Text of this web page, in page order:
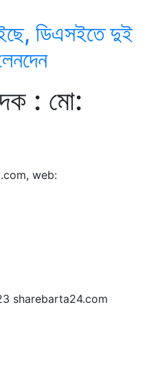
ডিএসইতে দুই
: মো:
web:
sharebarta24.com